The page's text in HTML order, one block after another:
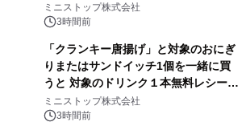
ミニストップ株式会社
3時間前
「クランキー唐揚げ」と対象のおにぎ
りまたはサンドイッチ1個を一緒に買
うと 対象のドリンク１本無料レシート
クーポンもらえる！※1
ミニストップ株式会社
3時間前